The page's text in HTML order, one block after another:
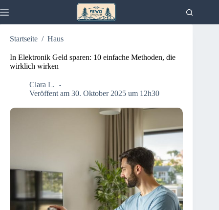
Inhalt
Startseite / Haus
In Elektronik Geld sparen: 10 einfache Methoden, die
wirklich wirken
Clara L.
Veröffent am 30. Oktober 2025 um 12h30